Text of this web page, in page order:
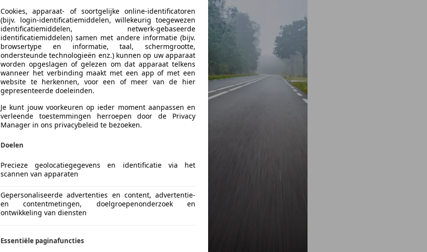
Cookies, apparaat- of soortgelijke online-identificatoren
(bijv. login-identificatiemiddelen, willekeurig toegewezen
identificatiemiddelen, netwerk-gebaseerde
identificatiemiddelen) samen met andere informatie (bijv.
browsertype en informatie, taal, schermgrootte,
ondersteunde technologieën enz.) kunnen op uw apparaat
worden opgeslagen of gelezen om dat apparaat telkens
wanneer het verbinding maakt met een app of met een
website te herkennen, voor een of meer van de hier
gepresenteerde doeleinden.
Je kunt jouw voorkeuren op ieder moment aanpassen en
verleende toestemmingen herroepen door de Privacy
Manager in ons privacybeleid te bezoeken.
Doelen
Precieze geolocatiegegevens en identificatie via het
scannen van apparaten
Gepersonaliseerde advertenties en content, advertentie-
en contentmetingen, doelgroepenonderzoek en
ontwikkeling van diensten
Essentiële paginafuncties